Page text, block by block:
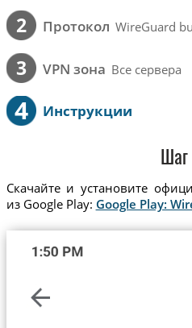
2 Протокол WireGuard
3 VPN зона Все сервера
4 Инструкции
Шаг 1
Скачайте и установите
из Google Play: Google Play: